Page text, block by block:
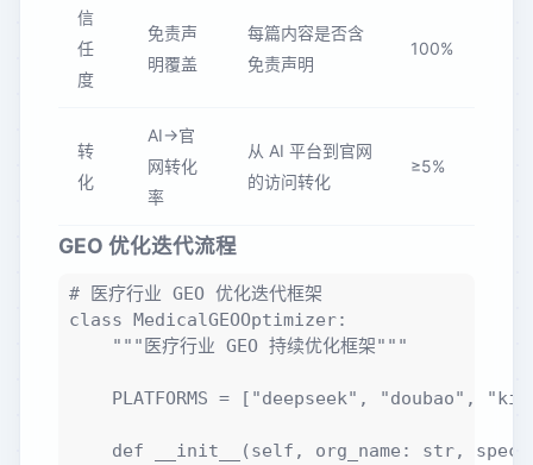
信
任
度
免责声
明覆盖
每篇内容是否含
免责声明
100%
转
化
AI→官
网转化
率
从 AI 平台到官网
的访问转化
≥5%
GEO 优化迭代流程
# 医疗行业 GEO 优化迭代框架
class MedicalGEOOptimizer:
    """医疗行业 GEO 持续优化框架"""
PLATFORMS = ["deepseek", "doubao",
def __init__(self, org_name: str,